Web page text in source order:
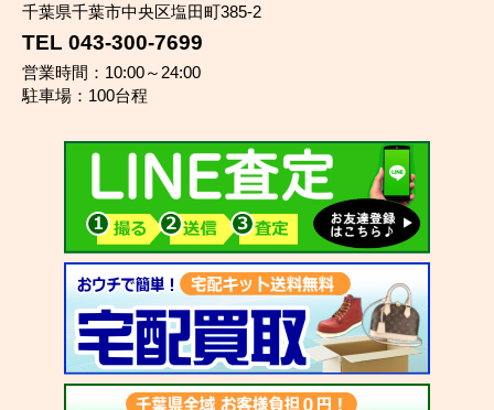
千葉県千葉市中央区塩田町385-2
TEL 043-300-7699
営業時間：10:00～24:00
駐車場：100台程